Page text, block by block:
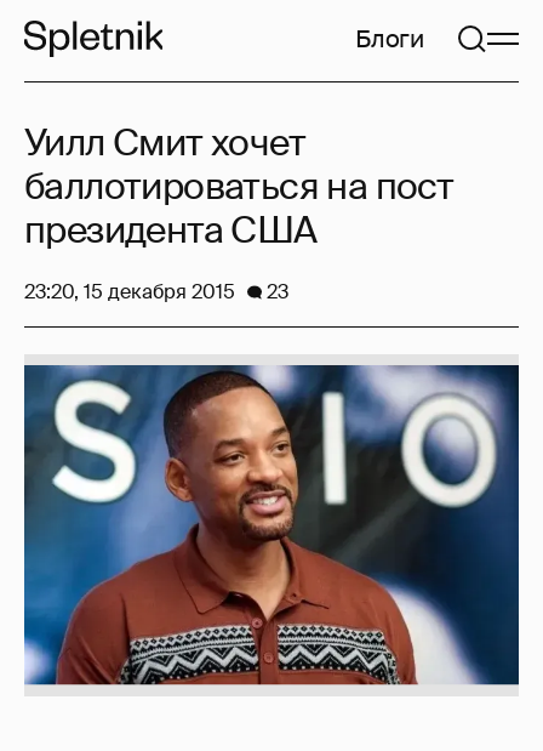
Блоги
Уилл Смит хочет
баллотироваться на пост
президента США
23:20, 15 декабря 2015 23